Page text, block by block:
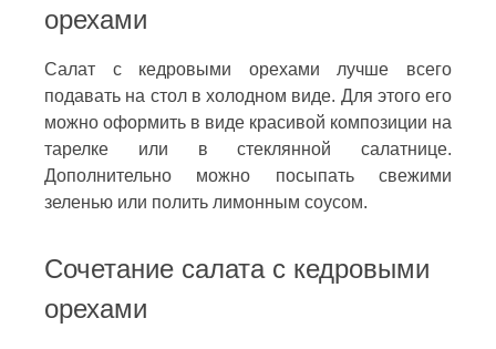
орехами
Салат с кедровыми орехами лучше всего
подавать на стол в холодном виде. Для этого его
можно оформить в виде красивой композиции на
тарелке или в стеклянной салатнице.
Дополнительно можно посыпать свежими
зеленью или полить лимонным соусом.
Сочетание салата с кедровыми
орехами